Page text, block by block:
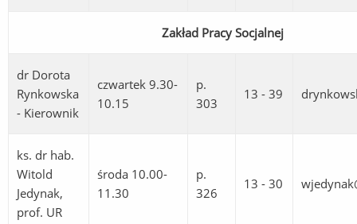
Zakład Pracy Socjalnej
dr Dorota
Rynkowska
- Kierownik
czwartek 9.30-
10.15
p.
303
13 - 39
ks. dr hab.
Witold
Jedynak,
prof. UR
środa 10.00-
11.30
p.
326
13 - 30